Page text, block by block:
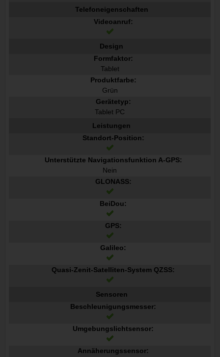
Telefoneigenschaften
Videoanruf:
Design
Formfaktor:
Tablet
Produktfarbe:
Grün
Gerätetyp:
Tablet PC
Leistungen
Standort-Position:
Unterstützte Navigationsfunktion A-GPS:
Nein
GLONASS:
BeiDou:
GPS:
Galileo:
Quasi-Zenit-Satelliten-System QZSS:
Sensoren
Beschleunigungsmesser:
Umgebungslichtsensor:
Annäherungssensor: